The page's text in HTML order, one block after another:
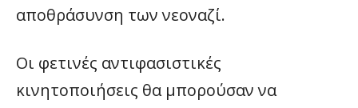
αποθράσυνση των νεοναζί.
Οι φετινές αντιφασιστικές
κινητοποιήσεις θα μπορούσαν να